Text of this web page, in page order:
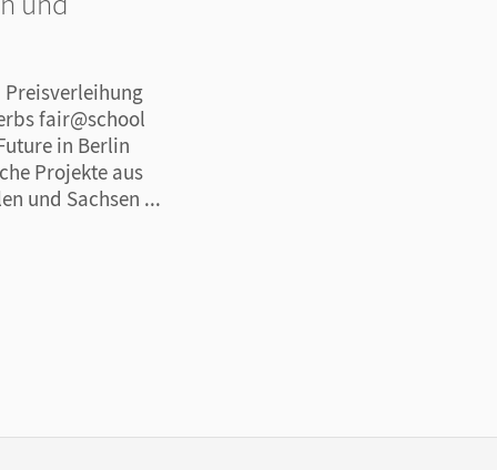
fair@school
in Berlin
Projekte aus
und Sachsen ...